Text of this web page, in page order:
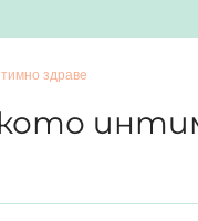
здраве